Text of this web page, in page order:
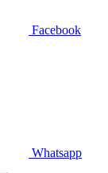
Facebook
Whatsapp